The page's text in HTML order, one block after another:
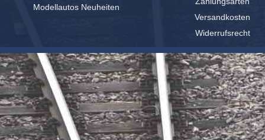
Modellautos Neuheiten
Versandkosten
Widerrufsrecht